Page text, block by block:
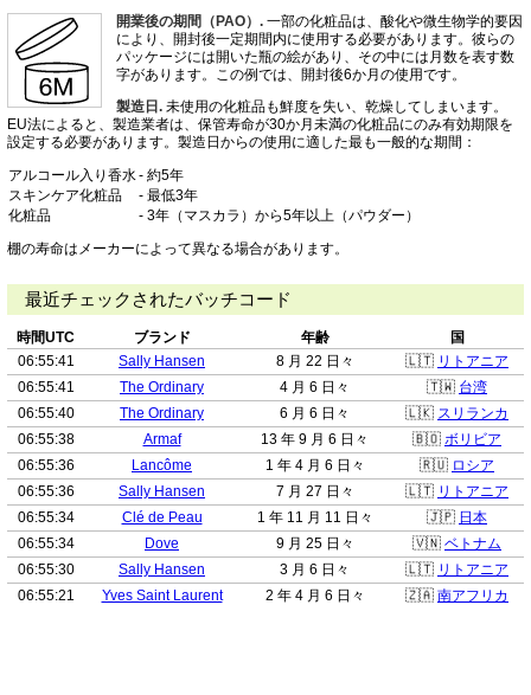
開業後の期間（PAO）. 一部の化粧品は、酸化や微生物学的要因
により、開封後一定期間内に使用する必要があります。彼らの
パッケージには開いた瓶の絵があり、その中には月数を表す数
字があります。この例では、開封後6か月の使用です。
製造日. 未使用の化粧品も鮮度を失い、乾燥してしまいます。
EU法によると、製造業者は、保管寿命が30か月未満の化粧品にのみ有効期限を
設定する必要があります。製造日からの使用に適した最も一般的な期間：
アルコール入り香水- 約5年
スキンケア化粧品
- 最低3年
化粧品
- 3年（マスカラ）から5年以上（パウダー）
棚の寿命はメーカーによって異なる場合があります。
最近チェックされたバッチコード
時間UTC ブランド 年齢
国
06:55:41
Sally Hansen 8 月 22 日々 🇱🇹 リトアニア
06:55:41
The Ordinary 4 月 6 日々 🇹🇼 台湾
06:55:40
The Ordinary 6 月 6 日々 🇱🇰 スリランカ
06:55:38
Armaf 13 年 9 月 6 日々 🇧🇴 ボリビア
06:55:36
Lancôme 1 年 4 月 6 日々 🇷🇺 ロシア
06:55:36
Sally Hansen 7 月 27 日々 🇱🇹 リトアニア
06:55:34
Clé de Peau 1 年 11 月 11 日々 🇯🇵 日本
06:55:34
Dove 9 月 25 日々 🇻🇳 ベトナム
06:55:30
Sally Hansen 3 月 6 日々 🇱🇹 リトアニア
06:55:21
Yves Saint Laurent 2 年 4 月 6 日々 🇿🇦 南アフリカ